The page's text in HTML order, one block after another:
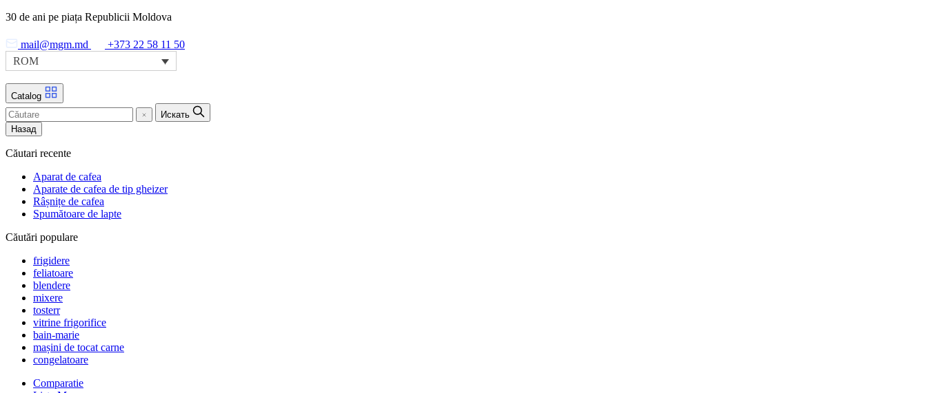
Skip
the
content
30 de ani pe piața Republicii Moldova
mail@mgm.md
+373 22 58 11 50
ROM
Catalog
Искать
Назад
Căutari recente
Aparat de cafea
Aparate de cafea de tip gheizer
Râșnițe de cafea
Spumătoare de lapte
Căutări populare
frigidere
feliatoare
blendere
mixere
tosterr
vitrine frigorifice
bain-marie
mașini de tocat carne
congelatoare
Comparatie